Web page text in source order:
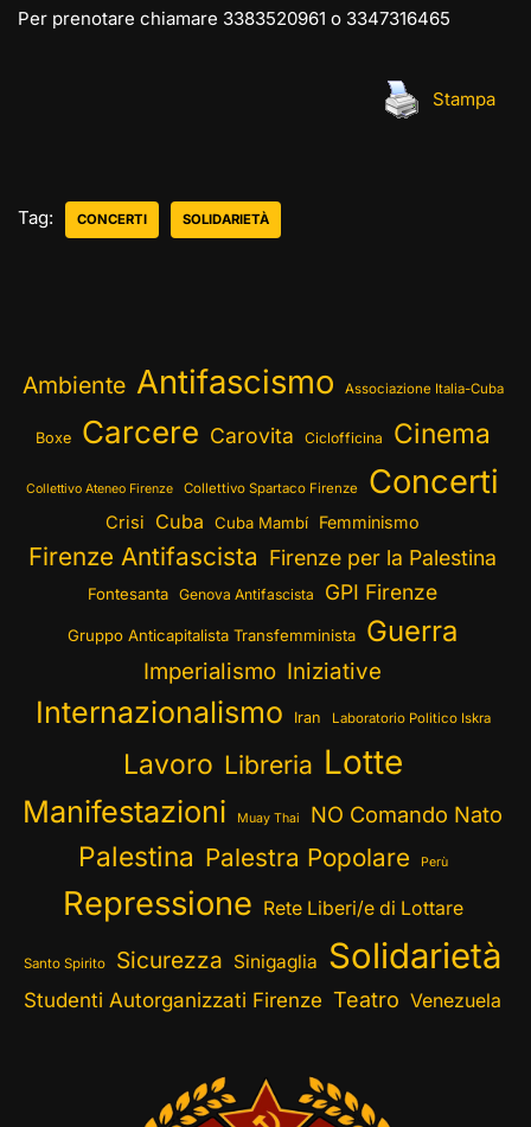
Per prenotare chiamare 3383520961 o 3347316465
Stampa
Tag: CONCERTI SOLIDARIETÀ
Ambiente Antifascismo Associazione Italia-Cuba
Boxe Carcere Carovita Ciclofficina Cinema
Collettivo Ateneo Firenze Collettivo Spartaco Firenze Concerti
Crisi Cuba Cuba Mambí Femminismo
Firenze Antifascista Firenze per la Palestina
Fontesanta Genova Antifascista GPI Firenze
Gruppo Anticapitalista Transfemminista Guerra
Imperialismo Iniziative
Internazionalismo Iran Laboratorio Politico Iskra
Lavoro Libreria Lotte
Manifestazioni Muay Thai NO Comando Nato
Palestina Palestra Popolare Perù
Repressione Rete Liberi/e di Lottare
Santo Spirito Sicurezza Sinigaglia Solidarietà
Studenti Autorganizzati Firenze Teatro Venezuela